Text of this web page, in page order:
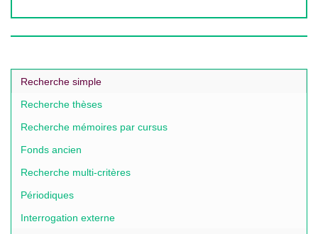
Recherche simple
Recherche thèses
Recherche mémoires par cursus
Fonds ancien
Recherche multi-critères
Périodiques
Interrogation externe